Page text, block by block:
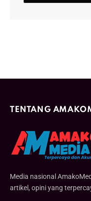
TENTANG
Media nasional
artikel, opini yang